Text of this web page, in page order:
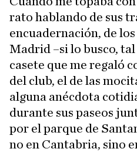
rato hablando de sus
encuadernación, de
Madrid –si lo busco,
casete que me regaló
del club, el de las
alguna anécdota
durante sus paseos
por el parque de
no en Cantabria, sino